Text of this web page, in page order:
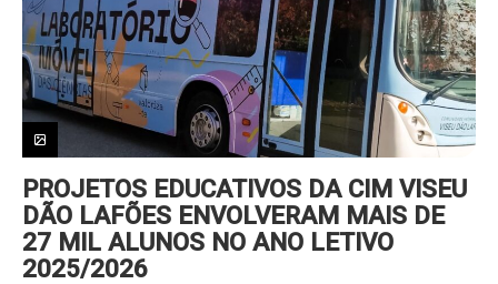
PROJETOS EDUCATIVOS DA CIM VISEU
DÃO LAFÕES ENVOLVERAM MAIS DE
27 MIL ALUNOS NO ANO LETIVO
2025/2026